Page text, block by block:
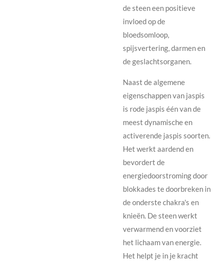
de steen een positieve
invloed op de
bloedsomloop,
spijsvertering, darmen en
de geslachtsorganen.
Naast de algemene
eigenschappen van jaspis
is rode jaspis één van de
meest dynamische en
activerende jaspis soorten.
Het werkt aardend en
bevordert de
energiedoorstroming door
blokkades te doorbreken in
de onderste chakra's en
knieën. De steen werkt
verwarmend en voorziet
het lichaam van energie.
Het helpt je in je kracht